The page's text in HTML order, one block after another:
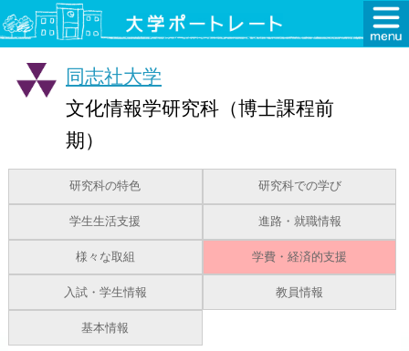
同志社大学
文化情報学研究科（博士課程前
期）
研究科の特色 研究科での学び
学生生活支援 進路・就職情報
様々な取組 学費・経済的支援
入試・学生情報 教員情報
基本情報